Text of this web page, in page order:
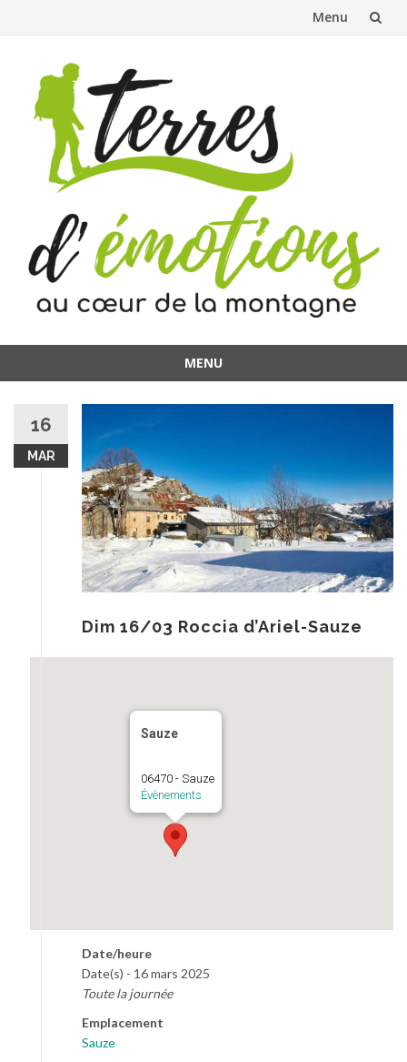
Menu
contenu
MENU
contenu
16
MAR
Dim 16/03 Roccia d’Ariel-Sauze
Sauze
06470 - Sauze
Évènements
Date/heure
Date(s) - 16 mars 2025
Toute la journée
Emplacement
Sauze